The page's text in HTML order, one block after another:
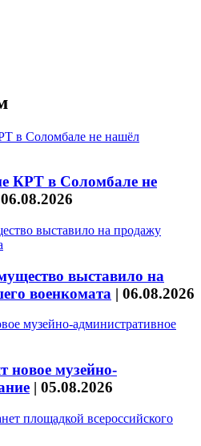
КРТ в Соломбале не
06.08.2026
выставило на
военкомата | 06.08.2026
новое музейно-
| 05.08.2026